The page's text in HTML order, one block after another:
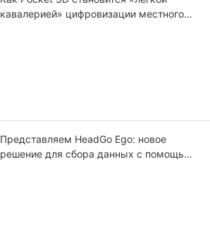
кавалерией» цифровизации местного
Представляем HeadGo Ego: новое
решение для сбора данных с помощью